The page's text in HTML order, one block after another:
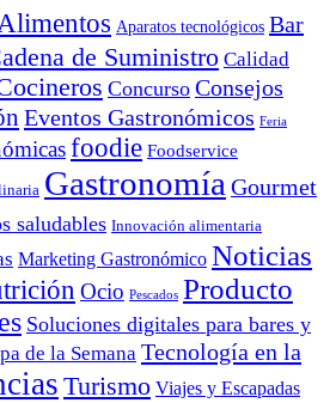
Alimentos Aparatos tecnológicos Bar
de Suministro Calidad
Concurso Consejos
Eventos Gastronómicos Feria
foodie Foodservice
Gastronomía Gourmet
saludables Innovación alimentaria
Marketing Gastronómico Noticias
Ocio Pescados Producto
Soluciones digitales para bares y
de la Semana Tecnología en la
Turismo Viajes y Escapadas